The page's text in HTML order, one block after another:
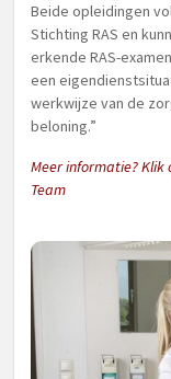
Beide opleidingen
Stichting RAS en
erkende RAS-
een
werkwijze van de
beloning.”
Meer informatie? Klik
Team